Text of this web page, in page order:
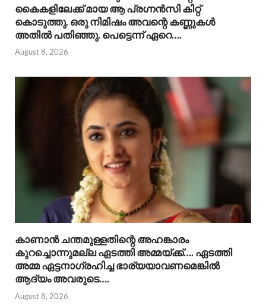
കൈകളിലേക്ക് മായ ആ പ്രഗ്നൻസി കിറ്റ്
കൊടുത്തു. ഒരു നിമിഷം അവന്റെ കണ്ണുകൾ
അതിൽ പതിഞ്ഞു. പെട്ടെന്ന് ഏറെ….
August 8, 2026
കാണാൻ ചന്തമുള്ളതിന്റെ അഹങ്കാരം
കുറച്ചൊന്നുമല്ല ഏടത്തി അമ്മയ്ക്ക്…. ഏടത്തി
അമ്മ ഏട്ടനാഗ്രഹിച്ച ഭാര്യയാവണമെങ്കിൽ
ആദ്യം അവരുടെ….
August 8, 2026